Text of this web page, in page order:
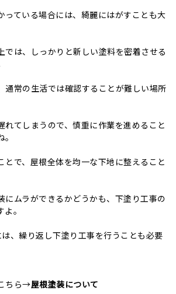
っている場合には、綺麗にはがすことも大
では、しっかりと新しい塗料を密着させる
通常の生活では確認することが難しい場所
れてしまうので、慎重に作業を進めること
とで、屋根全体を均一な下地に整えること
にムラができるかどうかも、下塗り工事の
。
、繰り返し下塗り工事を行うことも必要
ちら→屋根塗装について